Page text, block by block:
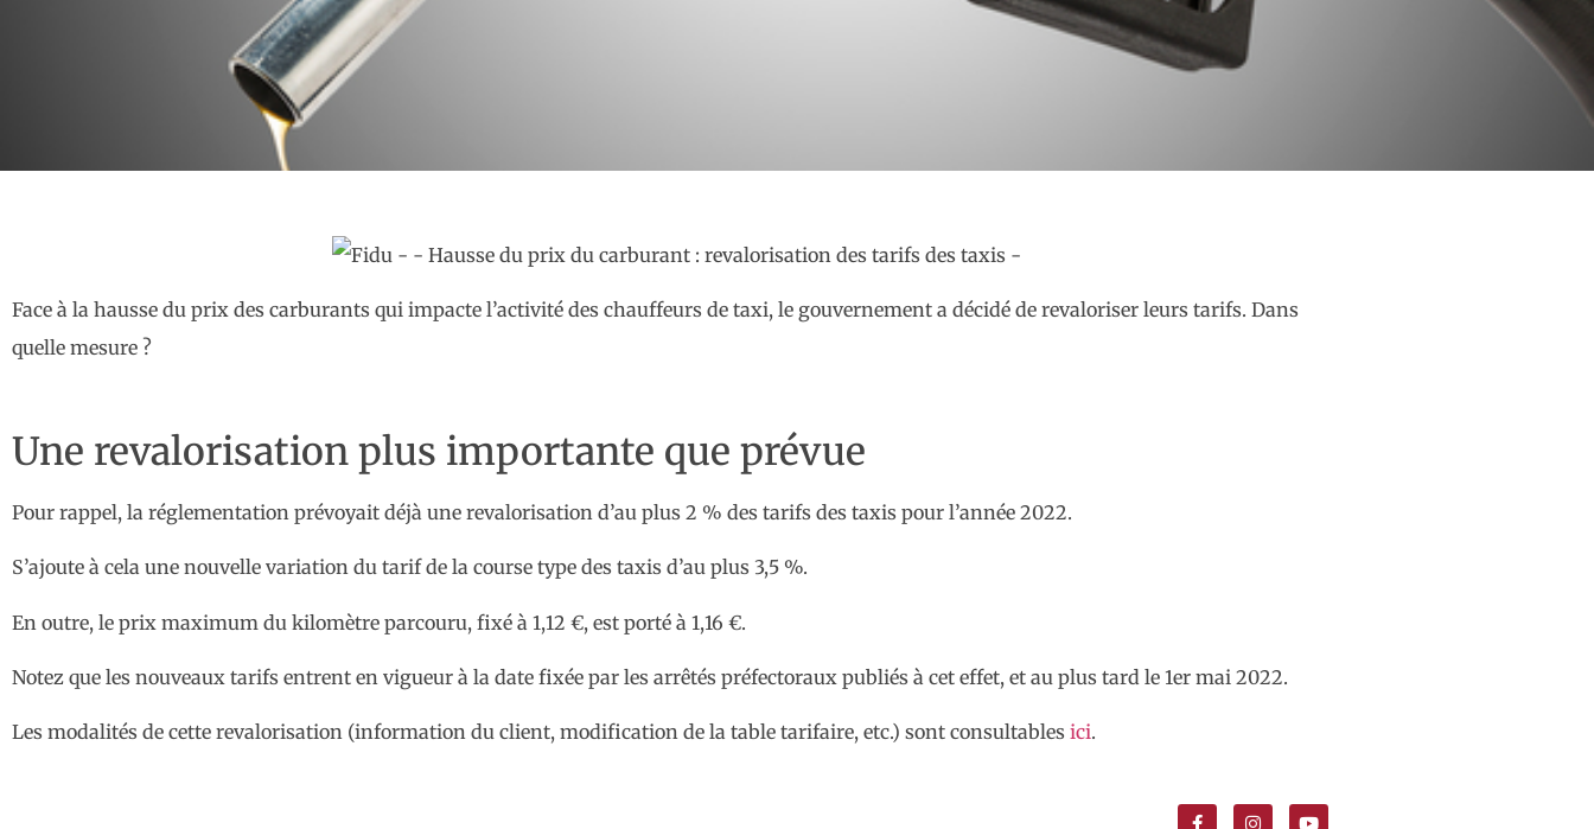
Face à la hausse du prix des carburants qui impacte l’activité des chauffeurs de taxi, le gouvernement a décidé de revaloriser leurs tarifs. Dans
quelle mesure ?
Une revalorisation plus importante que prévue
Pour rappel, la réglementation prévoyait déjà une revalorisation d’au plus 2 % des tarifs des taxis pour l’année 2022.
S’ajoute à cela une nouvelle variation du tarif de la course type des taxis d’au plus 3,5 %.
En outre, le prix maximum du kilomètre parcouru, fixé à 1,12 €, est porté à 1,16 €.
Notez que les nouveaux tarifs entrent en vigueur à la date fixée par les arrêtés préfectoraux publiés à cet effet, et au plus tard le 1er mai 2022.
Les modalités de cette revalorisation (information du client, modification de la table tarifaire, etc.) sont consultables ici.